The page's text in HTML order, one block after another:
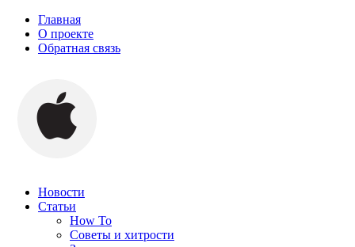
Главная
О проекте
Обратная связь
Новости
Статьи
How To
Советы и хитрости